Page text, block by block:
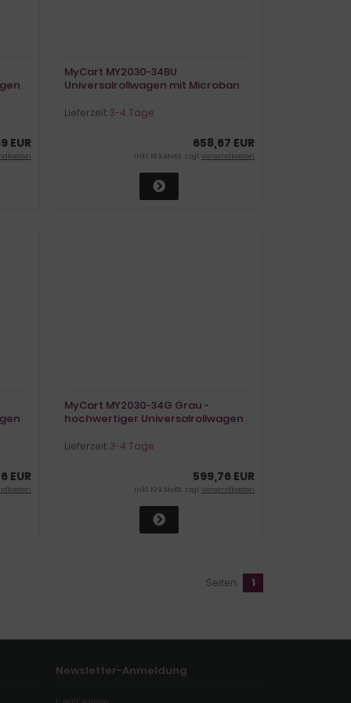
EUR
MyCart MY2030-34BU
Universalrollwagen mit Microban
Lieferzeit:3-4 Tage
658,67 EUR
inkl. 19 % MwSt. zzgl.Versandkosten
EUR
MyCart MY2030-34G Grau -
hochwertiger Universalrollwagen
Lieferzeit:3-4 Tage
599,76 EUR
inkl. 19 % MwSt. zzgl.Versandkosten
Seiten: 1
Newsletter-Anmeldung
E-Mail-Adresse: